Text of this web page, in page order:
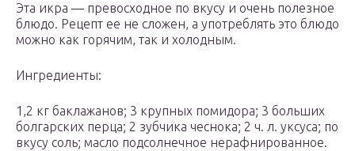
Эта икра — превосходное по вкусу и очень полезное
блюдо. Рецепт ее не сложен, а употреблять это блюдо
можно как горячим, так и холодным.
Ингредиенты:
1,2 кг баклажанов; 3 крупных помидора; 3 больших
болгарских перца; 2 зубчика чеснока; 2 ч. л. уксуса; по
вкусу соль; масло подсолнечное нерафнированное.